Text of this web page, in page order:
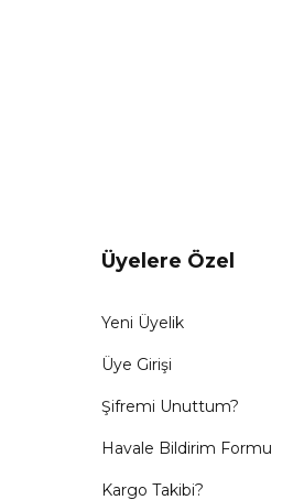
Üyelere Özel
Yeni Üyelik
Üye Girişi
Şifremi Unuttum?
Havale Bildirim Formu
Kargo Takibi?